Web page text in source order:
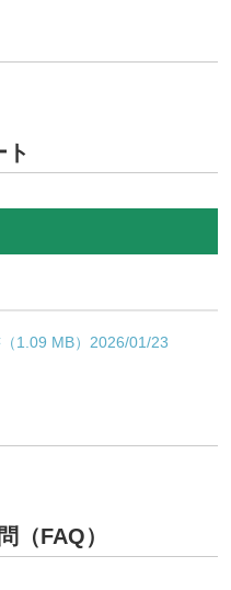
ト
1.09 MB）2026/01/23
（FAQ）